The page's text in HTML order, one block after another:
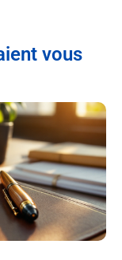
vous